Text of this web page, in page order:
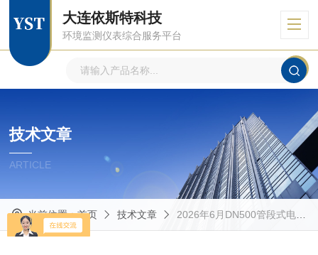
大连依斯特科技
环境监测仪表综合服务平台
技术文章
ARTICLE
当前位置：首页 技术文章 2026年6月DN500管段式电磁流量计国产口碑排行榜